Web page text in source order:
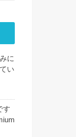
に
い
す